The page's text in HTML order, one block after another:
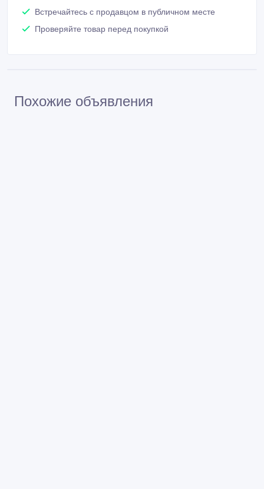
Встречайтесь с продавцом в публичном месте
Проверяйте товар перед покупкой
Похожие объявления